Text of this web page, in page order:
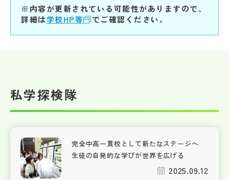
※内容が更新されている可能性がありますので、
詳細は学校HP等 でご確認ください。
私学探検隊
完全中高一貫校として新たなステージへ
生徒の自発的な学びが世界を広げる
2025.09.12